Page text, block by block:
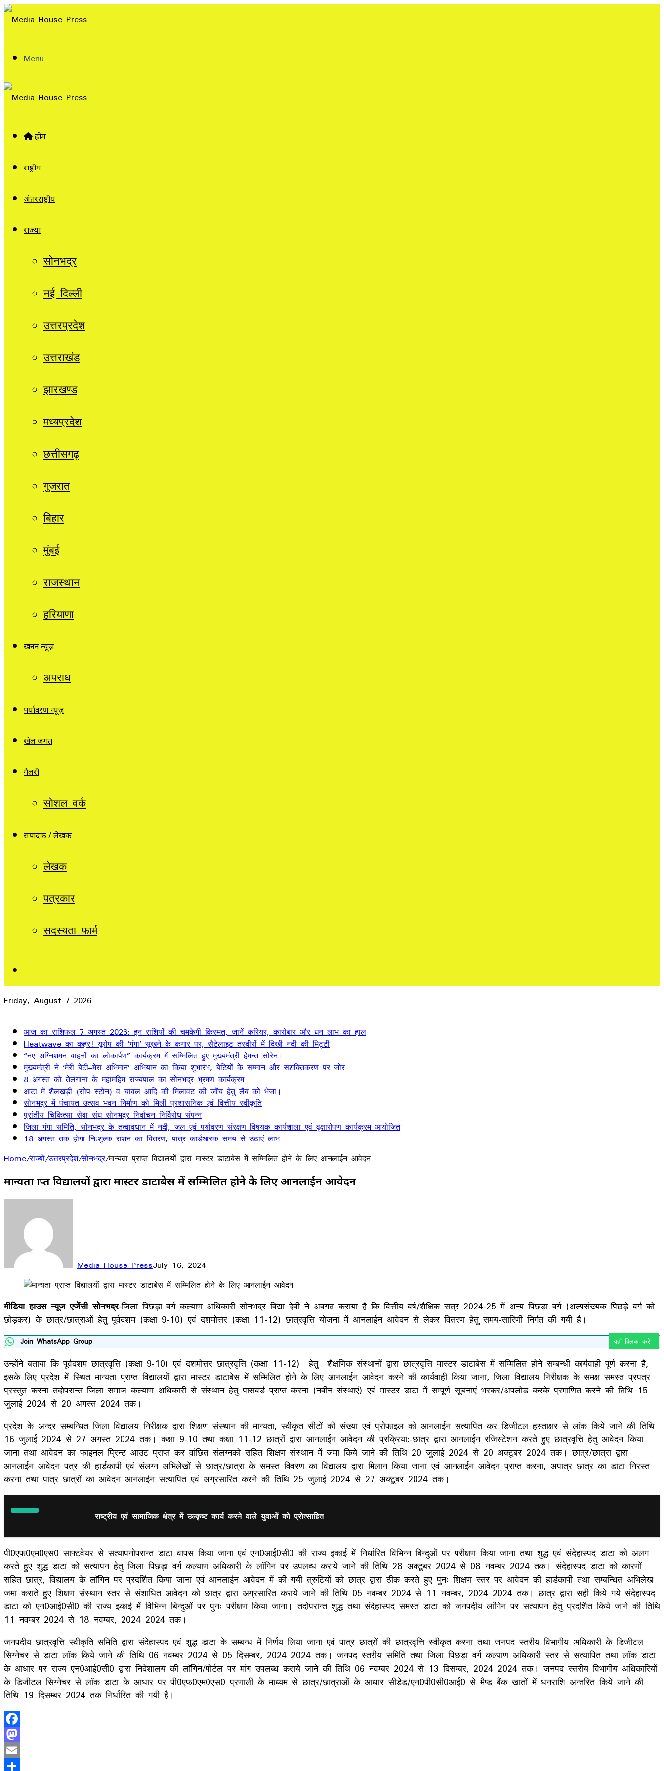
Menu
होम
राष्ट्रीय
अंतरराष्ट्रीय
राज्यों
सोनभद्र
नई दिल्ली
उत्तरप्रदेश
उत्तराखंड
झारखण्ड
मध्यप्रदेश
छत्तीसगढ़
गुजरात
बिहार
मुंबई
राजस्थान
हरियाणा
खनन न्यूज़
अपराध
पर्यावरण न्यूज़
खेल जगत
गैलरी
सोशल वर्क
संपादक / लेखक
लेखक
पत्रकार
सदस्यता फार्म
Friday, August 7 2026
आज का राशिफल 7 अगस्त 2026: इन राशियों की चमकेगी किस्मत, जानें करियर, कारोबार और धन लाभ का हाल
Heatwave का कहर! यूरोप की ‘गंगा’ सूखने के कगार पर, सैटेलाइट तस्वीरों में दिखी नदी की मिट्टी
“नए अग्निशमन वाहनों का लोकार्पण” कार्यक्रम में सम्मिलित हुए मुख्यमंत्री हेमन्त सोरेन।
मुख्यमंत्री ने ‘मेरी बेटी–मेरा अभिमान’ अभियान का किया शुभारंभ, बेटियों के सम्मान और सशक्तिकरण पर जोर
8 अगस्त को तेलंगाना के महामहिम राज्यपाल का सोनभद्र भ्रमण कार्यक्रम
आटा में शैलखड़ी (राोप स्टोन) व चावल आदि की मिलावट की जॉच हेतु लैब को भेजा।
सोनभद्र में पंचायत उत्सव भवन निर्माण को मिली प्रशासनिक एवं वित्तीय स्वीकृति
प्रांतीय चिकित्सा सेवा संघ सोनभद्र निर्वाचन निर्विरोध संपन्न
जिला गंगा समिति, सोनभद्र के तत्वावधान में नदी, जल एवं पर्यावरण संरक्षण विषयक कार्यशाला एवं वृक्षारोपण कार्यक्रम आयोजित
18 अगस्त तक होगा निःशुल्क राशन का वितरण, पात्र कार्डधारक समय से उठाएं लाभ
Home/राज्यों/उत्तरप्रदेश/सोनभद्र/मान्यता प्राप्त विद्यालयों द्वारा मास्टर डाटाबेस में सम्मिलित होने के लिए आनलाईन आवेदन
मान्यता प्राप्त विद्यालयों द्वारा मास्टर डाटाबेस में सम्मिलित होने के लिए आनलाईन आवेदन
Media House PressJuly 16, 2024
Facebook
LinkedIn
WhatsApp
Telegram
मीडिया हाउस न्यूज एजेंसी सोनभद्र-जिला पिछड़ा वर्ग कल्याण अधिकारी सोनभद्र विद्या देवी ने अवगत कराया है कि वित्तीय वर्ष/शैक्षिक सत्र 2024-25 में अन्य पिछड़ा वर्ग (अल्पसंख्यक पिछड़े वर्ग को
छोड़कर) के छात्र/छात्राओं हेतु पूर्वदशम (कक्षा 9-10) एवं दशमोत्तर (कक्षा 11-12) छात्रवृत्ति योजना में आनलाईन आवेदन से लेकर वितरण हेतु समय-सारिणी निर्गत की गयी है।
Join WhatsApp Group यहाँ क्लिक करे
उन्होंने बताया कि पूर्वदशम छात्रवृत्ति (कक्षा 9-10) एवं दशमोत्तर छात्रवृत्ति (कक्षा 11-12) हेतु शैक्षणिक संस्थानों द्वारा छात्रवृत्ति मास्टर डाटाबेस में सम्मिलित होने सम्बन्धी कार्यवाही पूर्ण करना है,
इसके लिए प्रदेश में स्थित मान्यता प्राप्त विद्यालयों द्वारा मास्टर डाटाबेस में सम्मिलित होने के लिए आनलाईन आवेदन करने की कार्यवाही किया जाना, जिला विद्यालय निरीक्षक के समक्ष समस्त प्रपत्र
प्रस्तुत करना तदोपरान्त जिला समाज कल्याण अधिकारी से संस्थान हेतु पासवर्ड प्राप्त करना (नवीन संस्थाएं) एवं मास्टर डाटा में सम्पूर्ण सूचनाएं भरकर/अपलोड करके प्रमाणित करने की तिथि 15
जुलाई 2024 से 20 अगस्त 2024 तक।
प्रदेश के अन्दर सम्बन्धित जिला विद्यालय निरीक्षक द्वारा शिक्षण संस्थान की मान्यता, स्वीकृत सीटों की संख्या एवं प्रोफाइल को आनलाईन सत्यापित कर डिजीटल हस्ताक्षर से लाॅक किये जाने की तिथि
16 जुलाई 2024 से 27 अगस्त 2024 तक। कक्षा 9-10 तथा कक्षा 11-12 छात्रों द्वारा आनलाईन आवेदन की प्रक्रिया:-छात्र द्वारा आनलाईन रजिस्टेशन करते हुए छात्रवृत्ति हेतु आवेदन किया
जाना तथा आवेदन का फाइनल प्रिन्ट आउट प्राप्त कर वांछित संलग्नको सहित शिक्षण संस्थान में जमा किये जाने की तिथि 20 जुलाई 2024 से 20 अक्टूबर 2024 तक। छात्र/छात्रा द्वारा
आनलाईन आवेदन पत्र की हार्डकापी एवं संलग्न अभिलेखों से छात्र/छात्रा के समस्त विवरण का विद्यालय द्वारा मिलान किया जाना एवं आनलाईन आवेदन प्राप्त करना, अपात्र छात्र का डाटा निरस्त
करना तथा पात्र छात्रों का आवेदन आनलाईन सत्यापित एवं अग्रसारित करने की तिथि 25 जुलाई 2024 से 27 अक्टूबर 2024 तक।
राष्ट्रीय एवं सामाजिक क्षेत्र में उल्कृष्ट कार्य करने वाले युवाओं को प्रोत्साहित
पी0एफ0एम0एस0 साफ्टवेयर से सत्यापनोपरान्त डाटा वापस किया जाना एवं एन0आई0सी0 की राज्य इकाई में निर्धारित विभिन्न बिन्दुओं पर परीक्षण किया जाना तथा शुद्ध एवं संदेहास्पद डाटा को अलग
करते हुए शुद्ध डाटा को सत्यापन हेतु जिला पिछड़ा वर्ग कल्याण अधिकारी के लाॅगिन पर उपलब्ध कराये जाने की तिथि 28 अक्टूबर 2024 से 08 नवम्बर 2024 तक। संदेहास्पद डाटा को कारणों
सहित छात्र, विद्यालय के लाॅगिन पर प्रदर्शित किया जाना एवं आनलाईन आवेदन में की गयी त्रुटियों को छात्र द्वारा ठीक करते हुए पुनः शिक्षण स्तर पर आवेदन की हार्डकापी तथा सम्बन्धित अभिलेख
जमा कराते हुए शिक्षण संस्थान स्तर से संशाधित आवेदन को छात्र द्वारा अग्रसारित कराये जाने की तिथि 05 नवम्बर 2024 से 11 नवम्बर, 2024 2024 तक। छात्र द्वारा सही किये गये संदेहास्पद
डाटा को एन0आई0सी0 की राज्य इकाई में विभिन्न बिन्दुओं पर पुनः परीक्षण किया जाना। तदोपरान्त शुद्ध तथा संदेहास्पद समस्त डाटा को जनपदीय लाॅगिन पर सत्यापन हेतु प्रदर्शित किये जाने की तिथि
11 नवम्बर 2024 से 18 नवम्बर, 2024 2024 तक।
जनपदीय छात्रवृत्ति स्वीकृति समिति द्वारा संदेहास्पद एवं शुद्ध डाटा के सम्बन्ध में निर्णय लिया जाना एवं पात्र छात्रों की छात्रवृत्ति स्वीकृत करना तथा जनपद स्तरीय विभागीय अधिकारी के डिजीटल
सिग्नेचर से डाटा लाॅक किये जाने की तिथि 06 नवम्बर 2024 से 05 दिसम्बर, 2024 2024 तक। जनपद स्तरीय समिति तथा जिला पिछड़ा वर्ग कल्याण अधिकारी स्तर से सत्यापित तथा लाॅक डाटा
के आधार पर राज्य एन0आई0सी0 द्वारा निदेशालय की लाॅगिन/पोर्टल पर मांग उपलब्ध कराये जाने की तिथि 06 नवम्बर 2024 से 13 दिसम्बर, 2024 2024 तक। जनपद स्तरीय विभागीय अधिकारियों
के डिजीटल सिग्नेचर से लाॅक डाटा के आधार पर पी0एफ0एम0एस0 प्रणाली के माध्यम से छात्र/छात्राओं के आधार सीडेड/एन0पी0सी0आई0 से मैप्ड बैंक खातों में धनराशि अन्तरित किये जाने की
तिथि 19 दिसम्बर 2024 तक निर्धारित की गयी है।
Facebook
Mastodon
Email